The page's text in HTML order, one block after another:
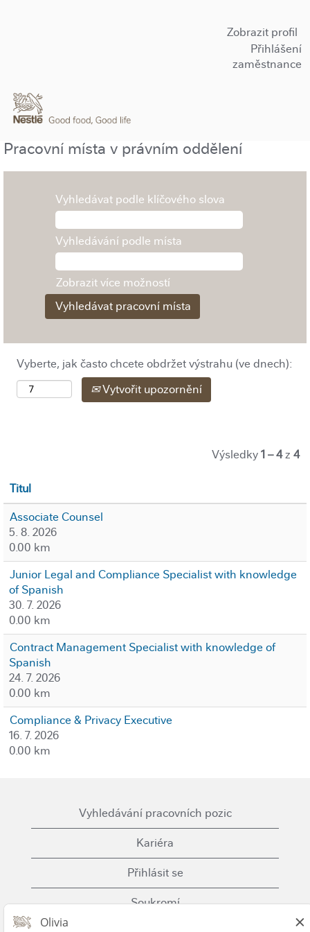
Zobrazit profil
Přihlášení
zaměstnance
Pracovní místa v právním oddělení
Vyhledávat podle klíčového slova
Vyhledávání podle místa
Zobrazit více možností
Vyberte, jak často chcete obdržet výstrahu (ve dnech):
Vytvořit upozornění
Výsledky1 – 4z 4
Titul
Associate Counsel
5. 8. 2026
0.00 km
Junior Legal and Compliance Specialist with knowledge
of Spanish
30. 7. 2026
0.00 km
Contract Management Specialist with knowledge of
Spanish
24. 7. 2026
0.00 km
Compliance & Privacy Executive
16. 7. 2026
0.00 km
Vyhledávání pracovních pozic
Kariéra
Přihlásit se
Soukromí